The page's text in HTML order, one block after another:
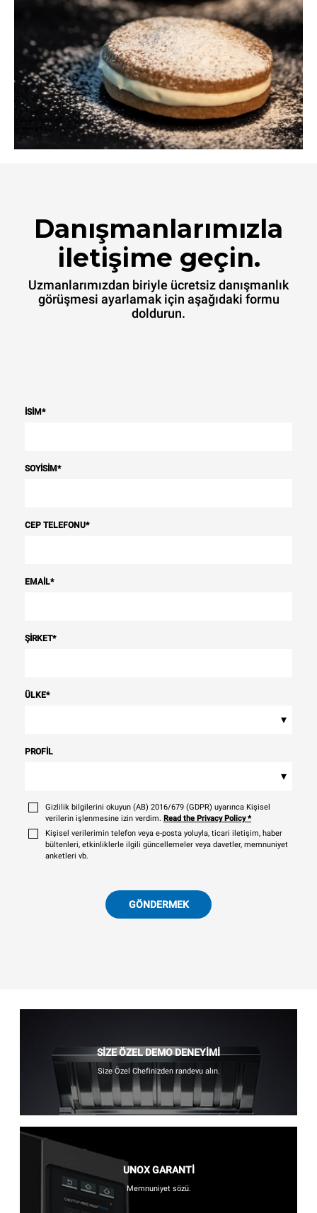
Danışmanlarımızla
iletişime geçin.
Uzmanlarımızdan biriyle ücretsiz danışmanlık
görüşmesi ayarlamak için aşağıdaki formu
doldurun.
İSIM*
SOYISIM*
CEP TELEFONU*
EMAIL*
ŞIRKET*
ÜLKE*
▾
PROFIL
▾
Gizlilik bilgilerini okuyun (AB) 2016/679 (GDPR) uyarınca Kişisel
verilerin işlenmesine izin verdim. Read the Privacy Policy*
Kişisel verilerimin telefon veya e-posta yoluyla, ticari iletişim, haber
bültenleri, etkinliklerle ilgili güncellemeler veya davetler, memnuniyet
anketleri vb.
GÖNDERMEK
SİZE ÖZEL DEMO DENEYİMİ
Size Özel Chefinizden randevu alın.
UNOX GARANTİ
Memnuniyet sözü.